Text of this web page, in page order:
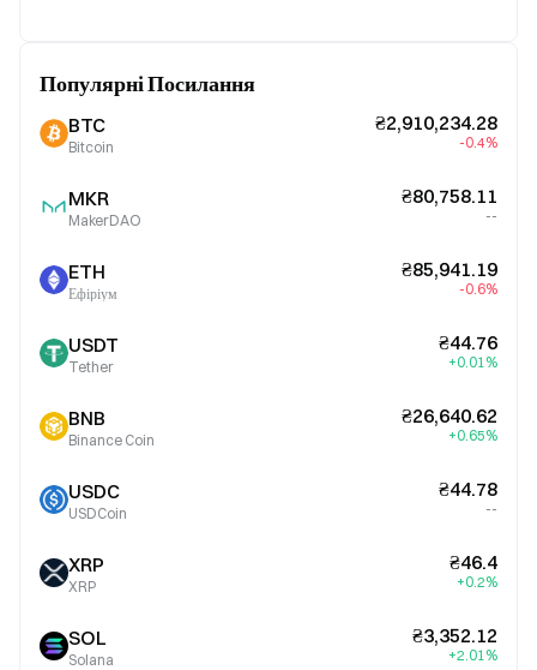
Популярні Посилання
BTC
Bitcoin
₴2,910,234.28
-0.4%
MKR
MakerDAO
₴80,758.11
--
ETH
Ефіріум
₴85,941.19
-0.6%
USDT
Tether
₴44.76
+0.01%
BNB
Binance Coin
₴26,640.62
+0.65%
USDC
USDCoin
₴44.78
--
XRP
XRP
₴46.4
+0.2%
SOL
Solana
₴3,352.12
+2.01%